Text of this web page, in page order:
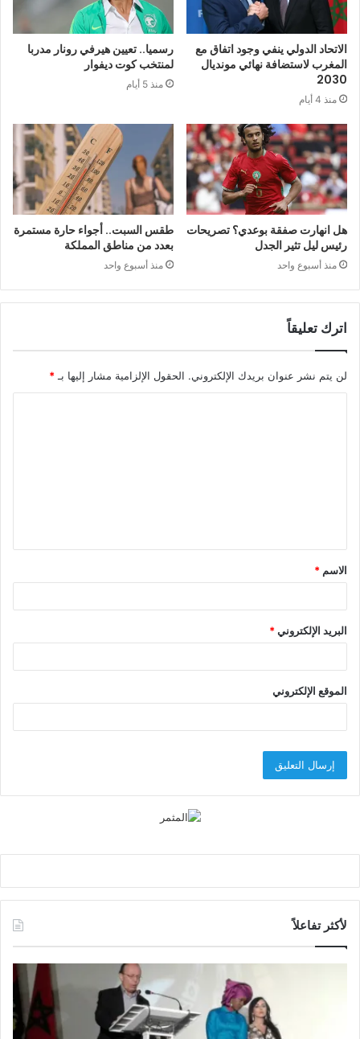
الاتحاد الدولي ينفي وجود اتفاق مع
المغرب لاستضافة نهائي مونديال
2030
منذ 4 أيام
رسميا.. تعيين هيرفي رونار مدربا
لمنتخب كوت ديفوار
منذ 5 أيام
هل انهارت صفقة بوعدي؟ تصريحات
رئيس ليل تثير الجدل
منذ أسبوع واحد
طقس السبت.. أجواء حارة مستمرة
بعدد من مناطق المملكة
منذ أسبوع واحد
اترك تعليقاً
لن يتم نشر عنوان بريدك الإلكتروني. الحقول الإلزامية مشار إليها بـ *
ق
*
الاسم *
البريد الإلكتروني*
الموقع الإلكتروني
لأكثر تفاعلاً